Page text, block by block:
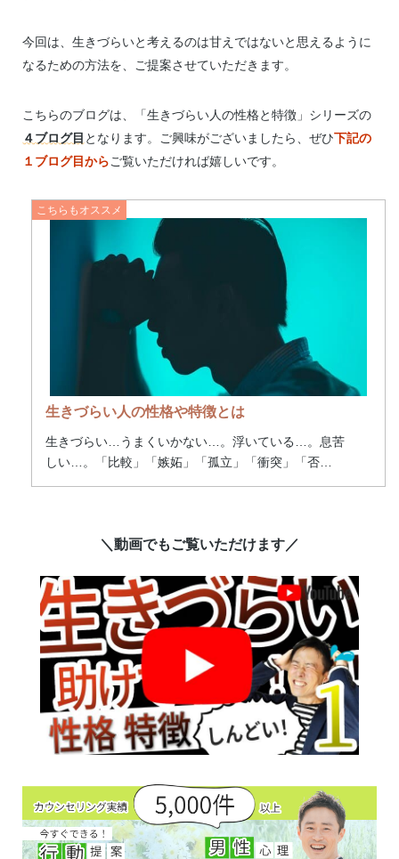
今回は、生きづらいと考えるのは甘えではないと思えるように
なるための方法を、ご提案させていただきます。
こちらのブログは、「生きづらい人の性格と特徴」シリーズの
４ブログ目 となります。ご興味がございましたら、ぜひ下記の
１ブログ目からご覧いただければ嬉しいです。
生きづらい人の性格や特徴とは
生きづらい…うまくいかない…。浮いている…。息苦
しい…。「比較」「嫉妬」「孤立」「衝突」「否
＼動画でもご覧いただけます／